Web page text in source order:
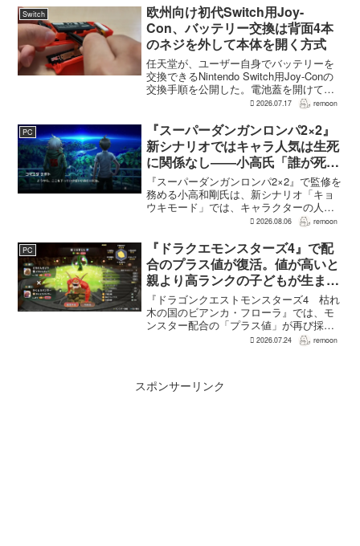
何度も挑戦すれば先へ進める...
Switch
欧州向け初代Switch用Joy-
Con、バッテリー交換は背面4本
のネジを外して本体を開く方式
任天堂が、ユーザー自身でバッテリーを
交換できるNintendo Switch用Joy-Conの
交換手順を公開した。電池蓋を開けて入
れ替える方式ではなく、背面のネジ4本を
ケーブルを取り外す必要がある。この
改...
2026.07.17 remoon
PC
『スーパーダンガンロンパ2×2』
新シナリオではキャラ人気は生死
に関係なし――小高氏「誰が死ん
でもヘイトメールは送らないで」
『スーパーダンガンロンパ2×2』で監修を
務める小高和剛氏は、新シナリオ「キョ
ウキモード」では、キャラクターの人気
にかかわらず退場させるとRPG Siteのイ
作と変わることで、これまで見られなか
った一面がよ...
2026.08.06 remoon
PC
『ドラクエモンスターズ4』で配
合のプラス値が復活。値が高いと
親より高ランクの子どもが生まれ
ることも
『ドラゴンクエストモンスターズ4 枯れ
木の国のビアンカ・フローラ』では、モ
ンスター配合の「プラス値」が再び採用
される。配合を繰り返すことで数値が増
2026.07.24 remoon
スポンサーリンク